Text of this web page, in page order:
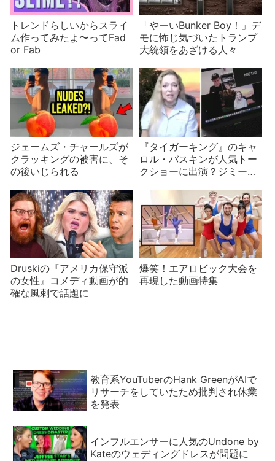
トレンドらしいからスライ
ム作ってみたよ〜ってFad
or Fab
「やーいBunker Boy！」デ
モに怖じ気づいたトランプ
大統領をあざける人々
ジェームズ・チャールズが
クラッキングの被害に、そ
の後いじられる
『タイガーキング』のキャ
ロル・バスキンが人気トー
クショーに出演？ジミー・
Druskiの『アメリカ保守派
の女性』コメディ動画が的
確な風刺で話題に
爆笑！エアロビック大会を
再現した動画特集
教育系YouTuberのHank GreenがAIで
リサーチをしていたため批判され休業
を発表
インフルエンサーに人気のUndone by
Kateのウェディングドレスが問題に